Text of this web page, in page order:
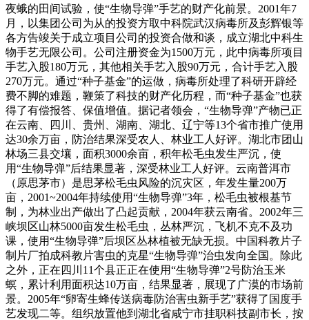
夜蛾的田间试验，使“生物导弹”手艺的财产化前景。2001年7
月，以集团公司为从的投资方取中科院武汉病毒所及彭辉银等
各方告竣关于成立项目公司的投资合做和谈，成立湖北中科生
物手艺无限公司。公司注册资金为1500万元，此中病毒所项目
手艺入股180万元，其他相关手艺入股90万元，合计手艺入股
270万元。通过“种子基金”的运做，病毒所处理了科研开辟经
费不脚的难题，鞭策了科技的财产化历程，而“种子基金”也获
得了有偿报答、保值增值。据记者领会，“生物导弹”产物已正
在云南、四川、贵州、湖南、湖北、辽宁等13个省市推广使用
达30余万亩，防治结果深受农人、林业工人好评。湖北市团山
林场三县交壤，面积3000余亩，积年松毛虫发生严沉，使
用“生物导弹”后结果显著，深受林业工人好评。云南普洱市
（原思茅市）是思茅松毛虫风险的沉灾区，年发生量200万
亩，2001~2004年持续使用“生物导弹”3年，松毛虫被根基节
制，为林业出产做出了凸起贡献，2004年获云南省。2002年三
峡坝区山林5000亩发生松毛虫，丛林严沉，飞机不克不及功
课，使用“生物导弹”后坝区丛林植被无缺无损。中国科教片子
制片厂拍成科教片害虫的克星“生物导弹”治虫发向全国。除此
之外，正在四川11个县正正在使用“生物导弹”2号防治玉米
螟，累计利用面积达10万亩，结果显著，展现了广漠的市场前
景。2005年“卵寄生蜂传送病毒防治害虫新手艺”获得了国度手
艺发现二等。组织放置他到湖北省咸宁市挂职科技副市长，按